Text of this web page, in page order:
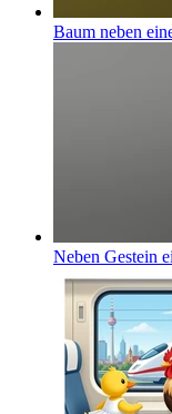
Baum neben
Neben Gestein